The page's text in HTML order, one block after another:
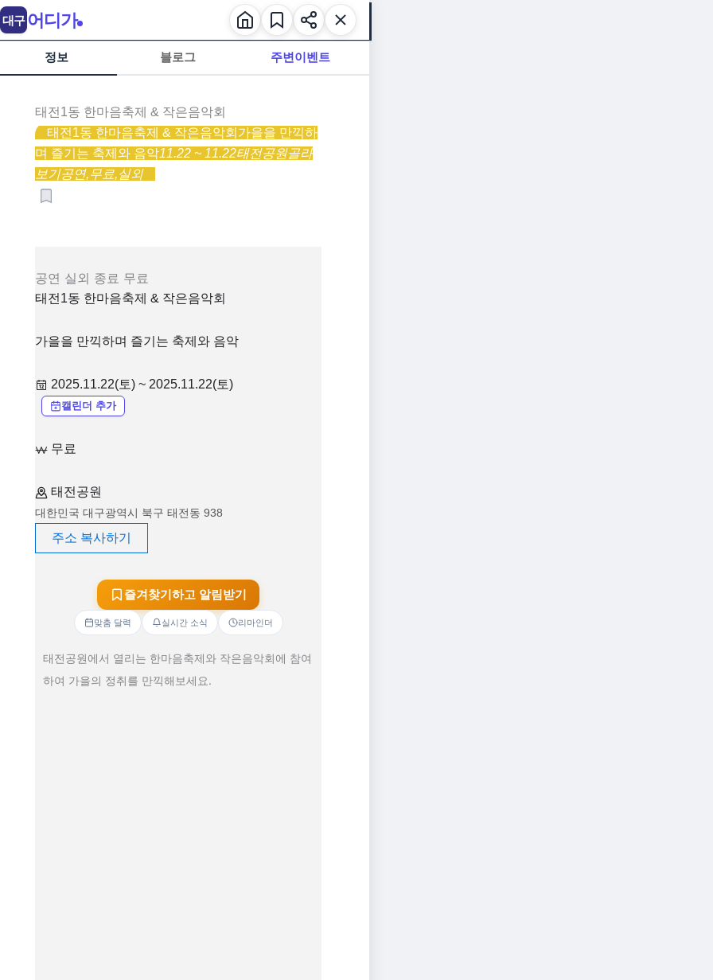
정보 블로그 주변이벤트
태전1동 한마음축제 & 작은음악회
태전1동 한마음축제 & 작은음악회 가을을 만끽하
며 즐기는 축제와 음악11.22 ~ 11.22태전공원골라
보기공연,무료,실외
공연 실외 종료 무료
태전1동 한마음축제 & 작은음악회
가을을 만끽하며 즐기는 축제와 음악
2025.11.22(토) ~ 2025.11.22(토)
캘린더 추가
무료
태전공원
대한민국 대구광역시 북구 태전동 938
주소 복사하기
즐겨찾기하고 알림받기
맞춤 달력 실시간 소식 리마인더
태전공원에서 열리는 한마음축제와 작은음악회에 참여
하여 가을의 정취를 만끽해보세요.
대구 어디가